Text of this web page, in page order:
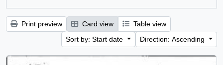
Print preview Card view
Table view
Sort by: Start date
Direction: Ascending